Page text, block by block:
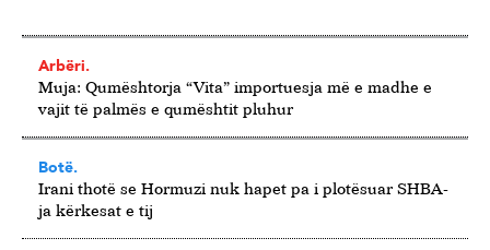
Arbëri.
Muja: Qumështorja “Vita” importuesja më e madhe e
vajit të palmës e qumështit pluhur
Botë.
Irani thotë se Hormuzi nuk hapet pa i plotësuar SHBA-
ja kërkesat e tij